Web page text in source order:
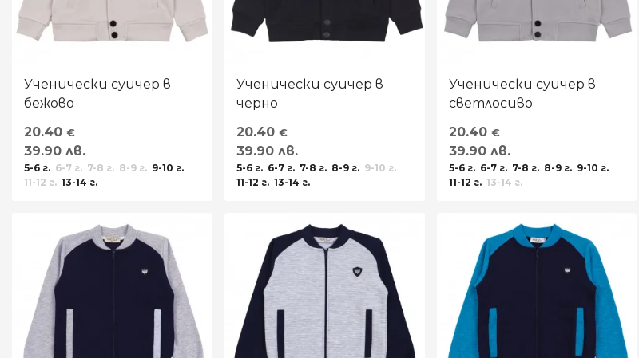
МОДЕЛ
ПРОИЗХОД
Ученически суичер в
бежово
20.40 €
39.90 лв.
5-6 г. 6-7 г. 7-8 г. 8-9 г. 9-10 г.
11-12 г. 13-14 г.
Ученически суичер в
черно
20.40 €
39.90 лв.
5-6 г. 6-7 г. 7-8 г. 8-9 г. 9-10 г.
11-12 г. 13-14 г.
Ученически суичер в
светлосиво
20.40 €
39.90 лв.
5-6 г. 6-7 г. 7-8 г. 8-9 г. 9-10 г.
11-12 г. 13-14 г.